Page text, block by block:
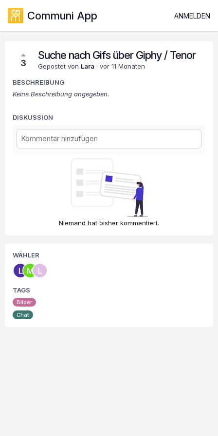
Communi App ANMELDEN
3
Suche nach Gifs über Giphy / Tenor
Gepostet von Lara · vor 11 Monaten
BESCHREIBUNG
Keine Beschreibung angegeben.
DISKUSSION
Niemand hat bisher kommentiert.
WÄHLER
TAGS
Bilder
Chat